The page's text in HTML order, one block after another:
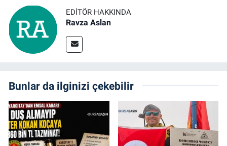
EDITÖR HAKKINDA
Ravza Aslan
Bunlar da ilginizi çekebilir